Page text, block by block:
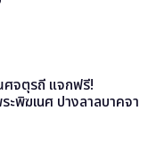
จตุรถี แจกฟรี!
ะพิฆเนศ ปางลาลบาคจา